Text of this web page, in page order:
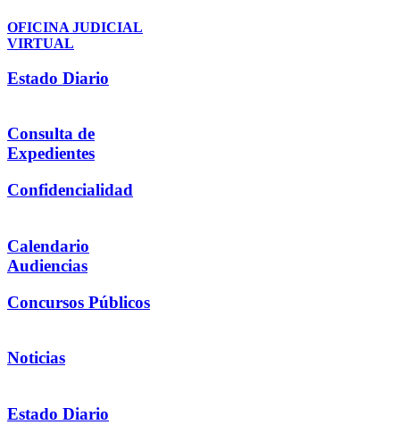
OFICINA JUDICIAL
VIRTUAL
Estado Diario
Consulta de
Expedientes
Confidencialidad
Calendario
Audiencias
Concursos Públicos
Noticias
Estado Diario